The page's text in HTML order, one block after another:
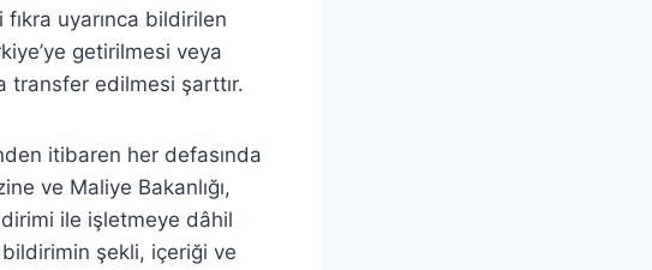
uyarınca bildirilen
getirilmesi veya
transfer edilmesi şarttır.
itibaren her defasında
ve Maliye Bakanlığı,
ile işletmeye dâhil
şekli, içeriği ve